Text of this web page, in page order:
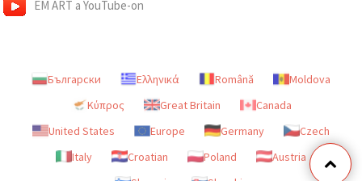
EM ART a YouTube-on
Български Ελληνικά Română
Moldova
Κύπρος
Great Britain
Canada
United States
Europe Germany
Czech
Italy
Croatian Poland
Austria